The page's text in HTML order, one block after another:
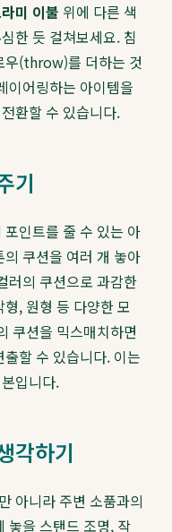
미 이불 위에 다른 색
한 듯 걸쳐보세요. 침
우(throw)를 더하는 것
이어링하는 아이템을
환할 수 있습니다.
기
인트를 줄 수 있는 아
쿠션을 여러 개 놓아
러의 쿠션으로 과감한
, 원형 등 다양한 모
쿠션을 믹스매치하면
할 수 있습니다. 이는
입니다.
각하기
아니라 주변 소품과의
놓을 스탠드 조명, 작